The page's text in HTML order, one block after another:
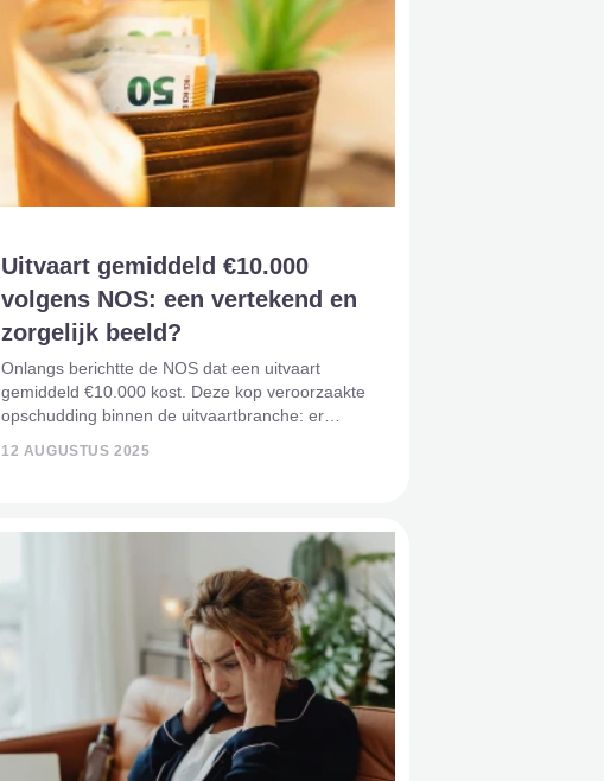
Uitvaart gemiddeld €10.000
volgens NOS: een vertekend en
zorgelijk beeld?
Onlangs berichtte de NOS dat een uitvaart
gemiddeld €10.000 kost. Deze kop veroorzaakte
opschudding binnen de uitvaartbranche: er
12 AUGUSTUS 2025